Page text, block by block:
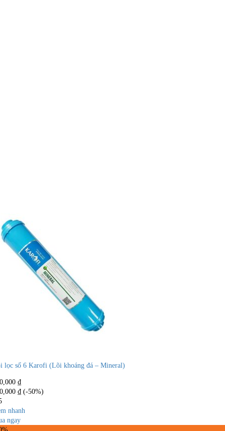
lọc số 6 Karofi (Lõi khoáng đá – Mineral)
₫
₫ (-50%)
nhanh
ngay